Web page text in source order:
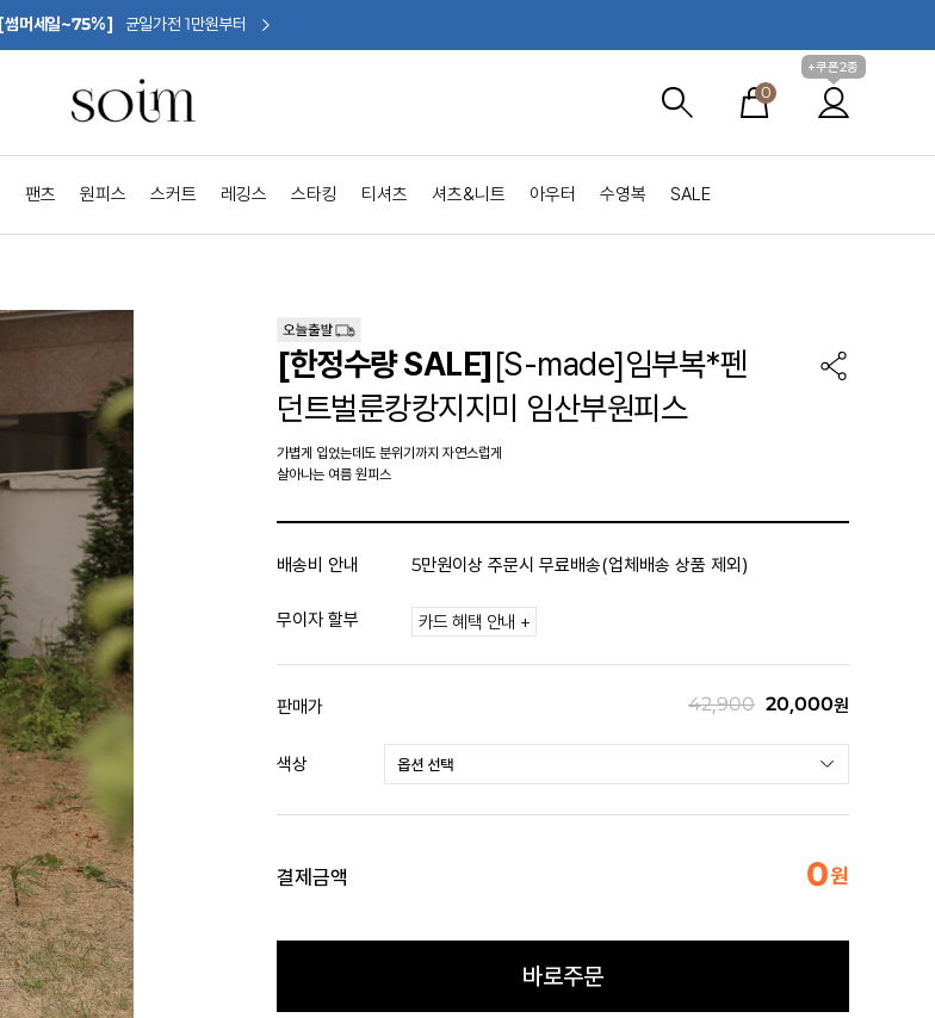
[썸머세일~75%] 균일가전 1만원부터
0
+쿠폰2종
팬츠 원피스 스커트 레깅스 스타킹 티셔츠 셔츠&니트 아우터 수영복 SALE
[한정수량 SALE][S-made]임부복*펜
던트벌룬캉캉지지미 임산부원피스
가볍게 입었는데도 분위기까지 자연스럽게
살아나는 여름 원피스
배송비 안내 5만원이상 주문시 무료배송(업체배송 상품 제외)
무이자 할부 카드 혜택 안내 +
판매가 42,900 20,000원
색상
결제금액 0원
바로주문